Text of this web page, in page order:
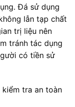
Đá sử dụng
lẫn tạp chất
trị liệu nên
tránh tác dụng
có tiền sử
tra an toàn